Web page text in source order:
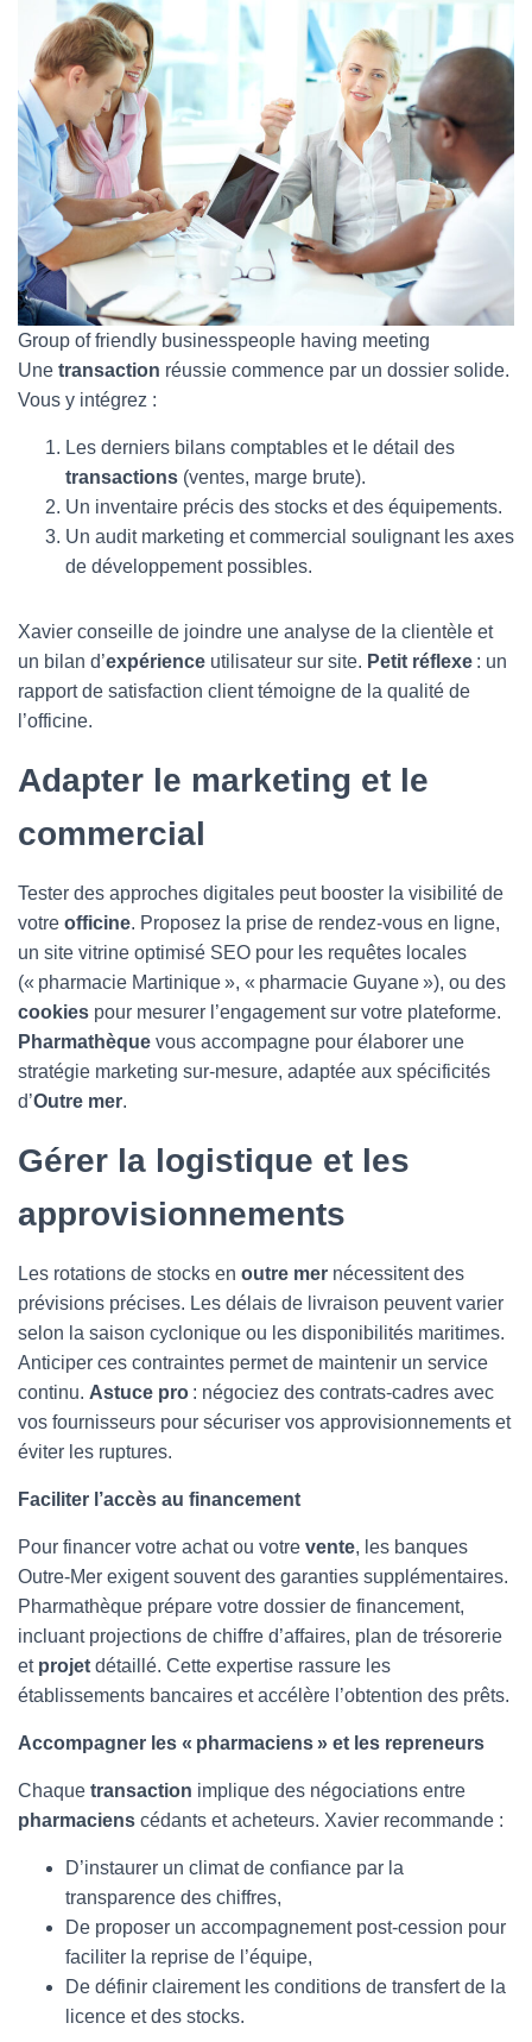
Group of friendly businesspeople having meeting
Une transaction réussie commence par un dossier solide.
Vous y intégrez :
Les derniers bilans comptables et le détail des
transactions (ventes, marge brute).
Un inventaire précis des stocks et des équipements.
Un audit marketing et commercial soulignant les axes
de développement possibles.
Xavier conseille de joindre une analyse de la clientèle et
un bilan d’expérience utilisateur sur site. Petit réflexe : un
rapport de satisfaction client témoigne de la qualité de
l’officine.
Adapter le marketing et le
commercial
Tester des approches digitales peut booster la visibilité de
votre officine. Proposez la prise de rendez-vous en ligne,
un site vitrine optimisé SEO pour les requêtes locales
(« pharmacie Martinique », « pharmacie Guyane »), ou des
cookies pour mesurer l’engagement sur votre plateforme.
Pharmathèque vous accompagne pour élaborer une
stratégie marketing sur-mesure, adaptée aux spécificités
d’Outre mer.
Gérer la logistique et les
approvisionnements
Les rotations de stocks en outre mer nécessitent des
prévisions précises. Les délais de livraison peuvent varier
selon la saison cyclonique ou les disponibilités maritimes.
Anticiper ces contraintes permet de maintenir un service
continu. Astuce pro : négociez des contrats-cadres avec
vos fournisseurs pour sécuriser vos approvisionnements et
éviter les ruptures.
Faciliter l’accès au financement
Pour financer votre achat ou votre vente, les banques
Outre-Mer exigent souvent des garanties supplémentaires.
Pharmathèque prépare votre dossier de financement,
incluant projections de chiffre d’affaires, plan de trésorerie
et projet détaillé. Cette expertise rassure les
établissements bancaires et accélère l’obtention des prêts.
Accompagner les « pharmaciens » et les repreneurs
Chaque transaction implique des négociations entre
pharmaciens cédants et acheteurs. Xavier recommande :
D’instaurer un climat de confiance par la
transparence des chiffres,
De proposer un accompagnement post-cession pour
faciliter la reprise de l’équipe,
De définir clairement les conditions de transfert de la
licence et des stocks.